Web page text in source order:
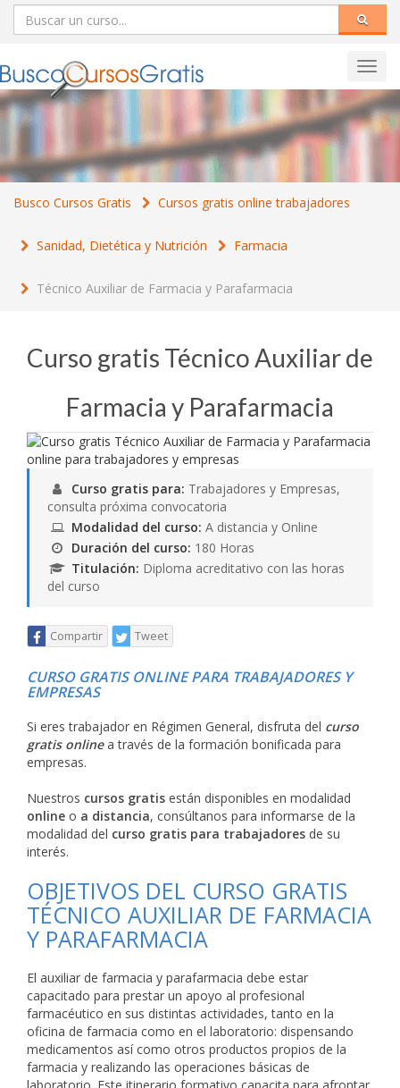
Busco Cursos Gratis Cursos gratis online trabajadores
Sanidad, Dietética y Nutrición Farmacia
Técnico Auxiliar de Farmacia y Parafarmacia
Curso gratis Técnico Auxiliar de
Farmacia y Parafarmacia
Curso gratis para: Trabajadores y Empresas,
consulta próxima convocatoria
Modalidad del curso: A distancia y Online
Duración del curso: 180 Horas
Titulación: Diploma acreditativo con las horas
del curso
Compartir Tweet
CURSO GRATIS ONLINE PARA TRABAJADORES Y
EMPRESAS
Si eres trabajador en Régimen General, disfruta del curso
gratis onlinea través de la formación bonificada para
empresas.
Nuestros cursos gratis están disponibles en modalidad
online o a distancia, consúltanos para informarse de la
modalidad del curso gratis para trabajadores de su
interés.
OBJETIVOS DEL CURSO GRATIS
TÉCNICO AUXILIAR DE FARMACIA
Y PARAFARMACIA
El auxiliar de farmacia y parafarmacia debe estar
capacitado para prestar un apoyo al profesional
farmacéutico en sus distintas actividades, tanto en la
oficina de farmacia como en el laboratorio: dispensando
medicamentos así como otros productos propios de la
farmacia y realizando las operaciones básicas de